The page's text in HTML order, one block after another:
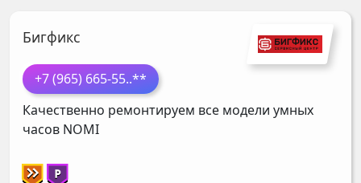
Бигфикс
+7 (965) 665-55..**
Качественно ремонтируем все модели умных
часов NOMI